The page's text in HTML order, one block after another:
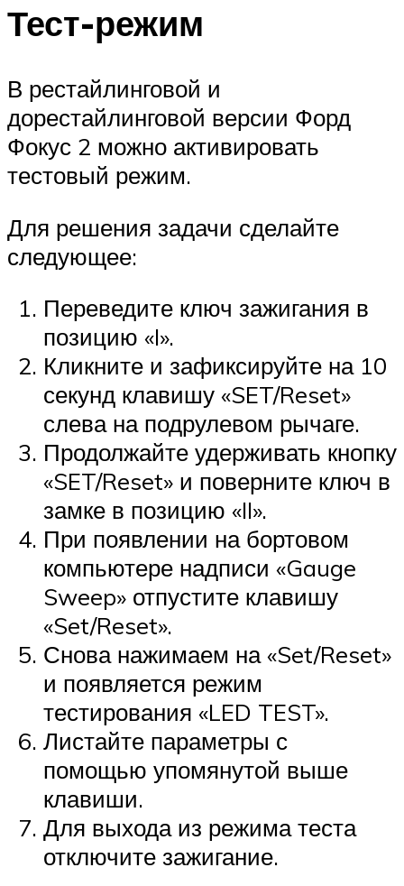
Тест-режим
В рестайлинговой и
дорестайлинговой версии Форд
Фокус 2 можно активировать
тестовый режим.
Для решения задачи сделайте
следующее:
Переведите ключ зажигания в
позицию «I».
Кликните и зафиксируйте на 10
секунд клавишу «SET/Reset»
слева на подрулевом рычаге.
Продолжайте удерживать кнопку
«SET/Reset» и поверните ключ в
замке в позицию «II».
При появлении на бортовом
компьютере надписи «Gauge
Sweep» отпустите клавишу
«Set/Reset».
Снова нажимаем на «Set/Reset»
и появляется режим
тестирования «LED TEST».
Листайте параметры с
помощью упомянутой выше
клавиши.
Для выхода из режима теста
отключите зажигание.